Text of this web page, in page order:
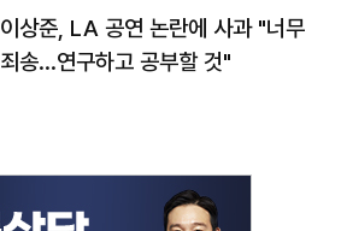
이상준, LA 공연 논란에 사과 "너무
죄송…연구하고 공부할 것"